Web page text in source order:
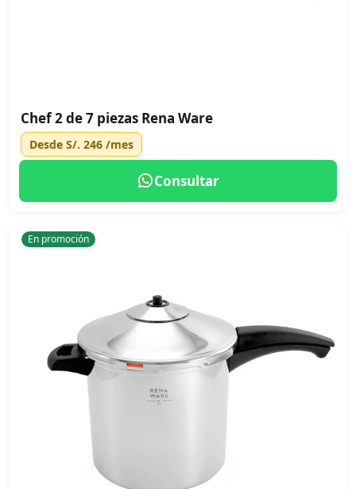
Chef 2 de 7 piezas Rena Ware
Desde S/. 246 /mes
Consultar
En promoción